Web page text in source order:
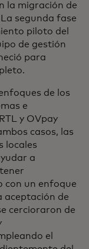
la migración de
La segunda fase
piloto del
de gestión
para
de los
e
y OVpay
casos, las
locales
a
con un enfoque
aceptación de
cercioraron de
el